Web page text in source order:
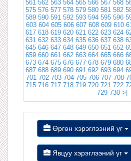
561 562 563 564 565 566 567 568
575 576 577 578 579 580 581 582
589 590 591 592 593 594 595 596
603 604 605 606 607 608 609 610
617 618 619 620 621 622 623 624
631 632 633 634 635 636 637 638
645 646 647 648 649 650 651 652
659 660 661 662 663 664 665 666
673 674 675 676 677 678 679 680
687 688 689 690 691 692 693 694
701 702 703 704 705 706 707 708
715 716 717 718 719 720 721 722
729 730 >|
Өргөн хэрэглээний үг
Явцуу хэрэглээний үг